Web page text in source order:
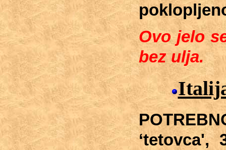
Ovo jelo
bez ulja.
‘tetovca',